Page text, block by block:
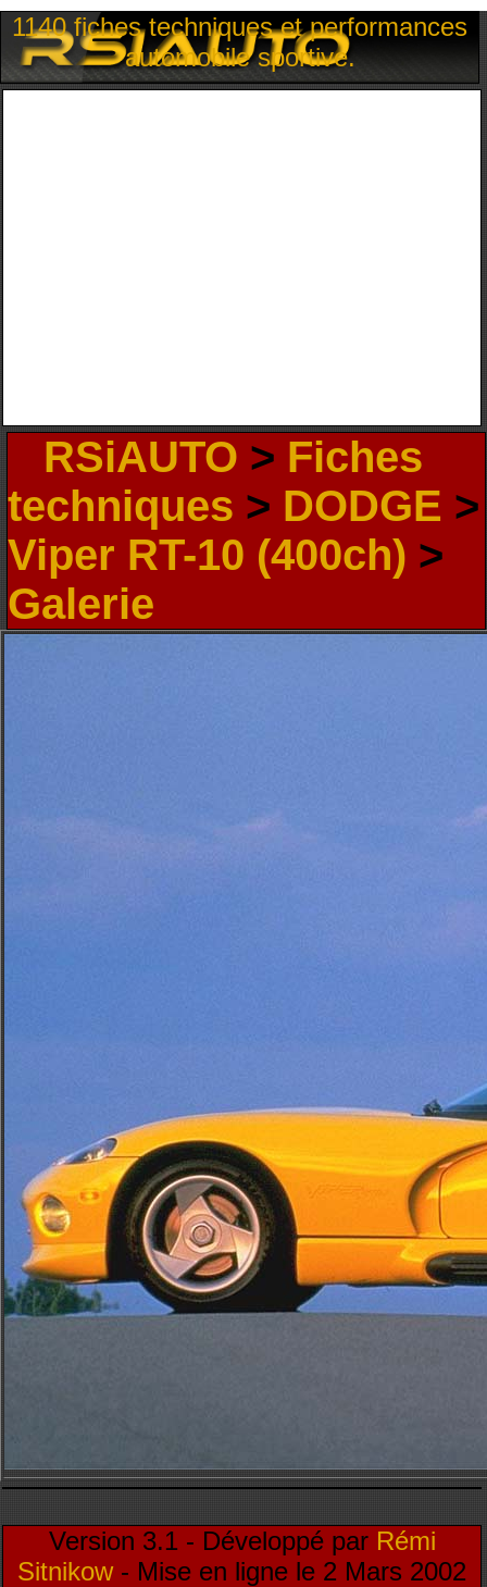
1140 fiches techniques et performances
automobile sportive.
RSiAUTO > Fiches
techniques > DODGE >
Viper RT-10 (400ch) >
Galerie
Version 3.1 - Développé par Rémi
Sitnikow- Mise en ligne le 2 Mars 2002